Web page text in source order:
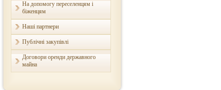
На допомогу переселенцям і
біженцям
Наші партнери
Публічні закупівлі
Договори оренди державного
майна